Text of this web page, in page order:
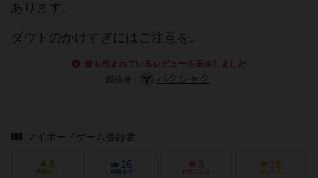
あります。
ダウトのかけすぎにはご注意を。
最も読まれているレビューを表示しました
投稿者：
ハクシャク
マイボードゲーム登録者
6
興味あり
16
経験あり
3
お気に入り
18
持ってる